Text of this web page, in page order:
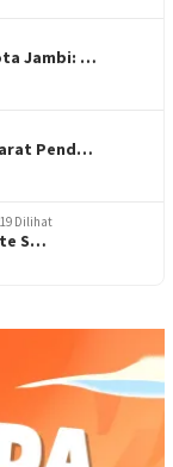
Jambi: …
Pend…
Dilihat
S…